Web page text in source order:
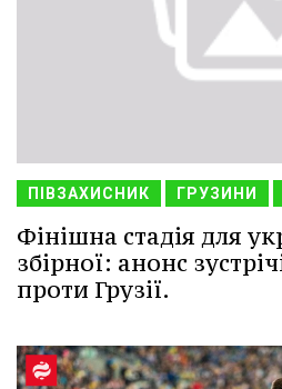
ПІВЗАХИСНИК ГРУЗИНИ
Фінішна стадія для
збірної: анонс
проти Грузії.